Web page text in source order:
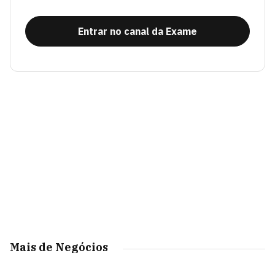
Entrar no canal da Exame
Mais de Negócios